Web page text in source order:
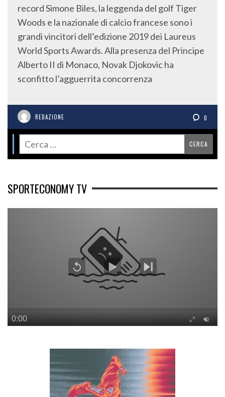
record Simone Biles, la leggenda del golf Tiger
Woods e la nazionale di calcio francese sono i
grandi vincitori dell’edizione 2019 dei Laureus
World Sports Awards. Alla presenza del Principe
Alberto II di Monaco, Novak Djokovic ha
sconfitto l’agguerrita concorrenza
REDAZIONE 0
SPORTECONOMY TV